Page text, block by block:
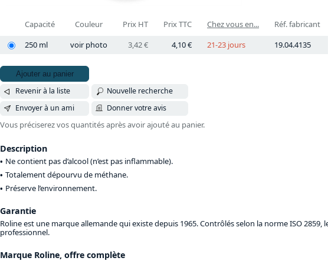
Capacité Couleur Prix HT Prix TTC Chez vous en...
Réf. fabricant
250 ml
voir photo 3,42 € 4,10 € 21-23 jours 19.04.4135
Ajouter au panier
Revenir à la liste
Nouvelle recherche
Envoyer à un ami
Donner votre avis
Vous préciserez vos quantités après avoir ajouté au panier.
Description
Ne contient pas d’alcool (n’est pas inflammable).
Totalement dépourvu de méthane.
Préserve l’environnement.
Garantie
Roline est une marque allemande qui existe depuis 1965. Contrôlés selon la norme ISO
professionnel.
Marque Roline, offre complète